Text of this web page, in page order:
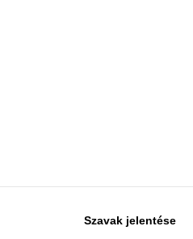
Szavak jelentése